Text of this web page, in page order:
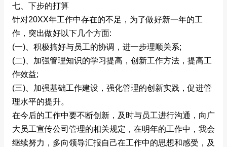
七、下步的打算
针对20XX年工作中存在的不足，为了做好新一年的工
作，突出做好以下几个方面:
(一)、积极搞好与员工的协调，进一步理顺关系;
(二)、加强管理知识的学习提高，创新工作方法，提高工
作效益;
(三)、加强基础工作建设，强化管理的创新实践，促进管
理水平的提升。
在今后的工作中要不断创新，及时与员工进行沟通，向广
大员工宣传公司管理的相关规定，在明年的工作中，我会
继续努力，多向领导汇报自己在工作中的思想和感受，及